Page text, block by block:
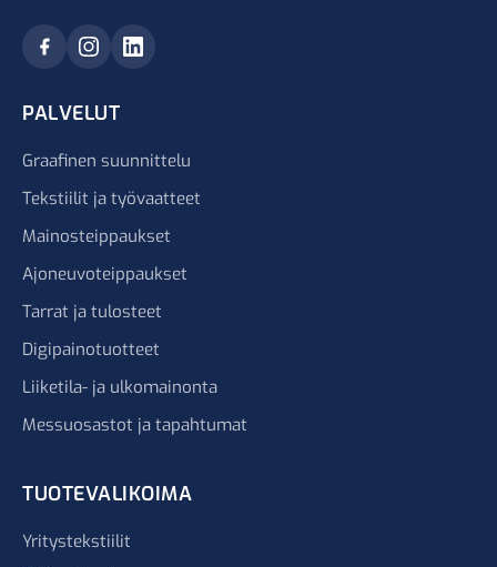
PALVELUT
Graafinen suunnittelu
Tekstiilit ja työvaatteet
Mainosteippaukset
Ajoneuvoteippaukset
Tarrat ja tulosteet
Digipainotuotteet
Liiketila- ja ulkomainonta
Messuosastot ja tapahtumat
TUOTEVALIKOIMA
Yritystekstiilit